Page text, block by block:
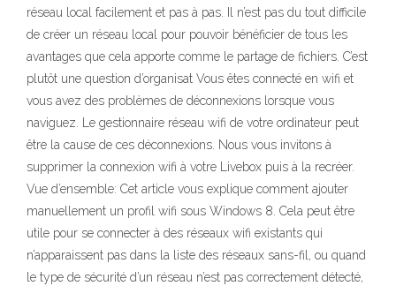
réseau local facilement et pas à pas. Il n’est pas du tout difficile
de créer un réseau local pour pouvoir bénéficier de tous les
avantages que cela apporte comme le partage de fichiers. C’est
plutôt une question d’organisat Vous êtes connecté en wifi et
vous avez des problèmes de déconnexions lorsque vous
naviguez. Le gestionnaire réseau wifi de votre ordinateur peut
être la cause de ces déconnexions. Nous vous invitons à
supprimer la connexion wifi à votre Livebox puis à la recréer.
Vue d’ensemble: Cet article vous explique comment ajouter
manuellement un profil wifi sous Windows 8. Cela peut être
utile pour se connecter à des réseaux wifi existants qui
n’apparaissent pas dans la liste des réseaux sans-fil, ou quand
le type de sécurité d’un réseau n’est pas correctement détecté,